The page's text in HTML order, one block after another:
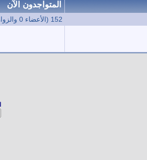
المتواجدون الآن
152 (الأعضاء 0 والزوار 152)